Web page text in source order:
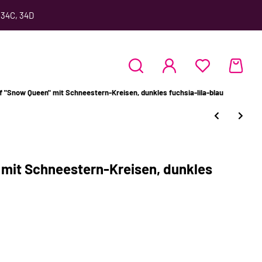
34D
Queen" mit Schneestern-Kreisen, dunkles fuchsia-lila-blau
Schneestern-Kreisen, dunkles